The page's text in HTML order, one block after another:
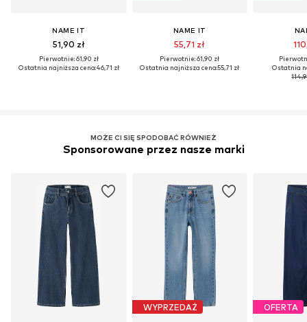
NAME IT
51,90 zł
Pierwotnie: 61,90 zł
Ostatnia najniższa cena:46,71 zł
NAME IT
55,71 zł
Pierwotnie: 61,90 zł
Ostatnia najniższa cena:55,71 zł
Ostatnia
MOŻE CI SIĘ SPODOBAĆ RÓWNIEŻ
Sponsorowane przez nasze marki
WYPRZEDAŻ OFERTA